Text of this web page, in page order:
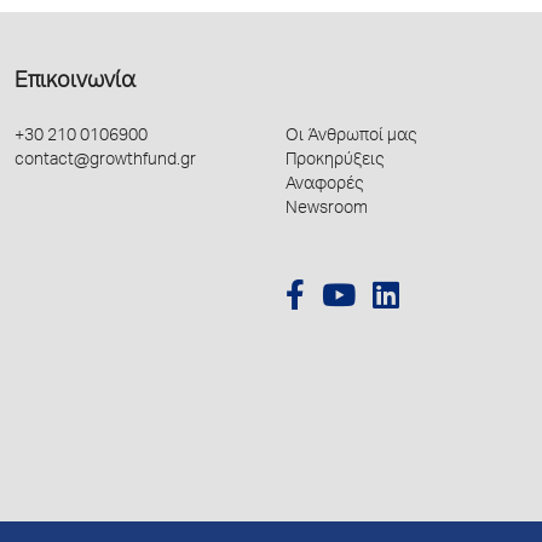
Επικοινωνία
+30 210 0106900
contact@growthfund.gr
Οι Άνθρωποί μας
Προκηρύξεις
Αναφορές
Newsroom